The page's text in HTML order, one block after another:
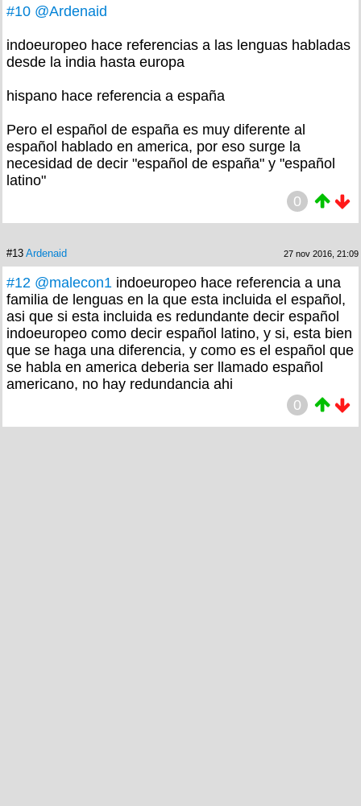
#10 @Ardenaid
indoeuropeo hace referencias a las lenguas habladas
desde la india hasta europa
hispano hace referencia a españa
Pero el español de españa es muy diferente al
español hablado en america, por eso surge la
necesidad de decir "español de españa" y "español
latino"
0
#13 Ardenaid 27 nov 2016, 21:09
#12 @malecon1 indoeuropeo hace referencia a una
familia de lenguas en la que esta incluida el español,
asi que si esta incluida es redundante decir español
indoeuropeo como decir español latino, y si, esta bien
que se haga una diferencia, y como es el español que
se habla en america deberia ser llamado español
americano, no hay redundancia ahi
0